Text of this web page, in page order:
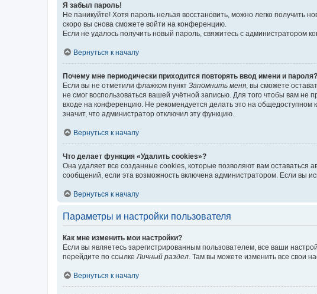
Я забыл пароль!
Не паникуйте! Хотя пароль нельзя восстановить, можно легко
скоро вы снова сможете войти на конференцию.
Если не удалось получить новый пароль, свяжитесь с администратором
Вернуться к началу
Почему мне периодически приходится повторять ввод имени и пароля?
Если вы не отметили флажком пункт Запомнить меня , вы сможете
не смог воспользоваться вашей учётной записью. Для того чтобы вам
входе на конференцию. Не рекомендуется делать это на общедоступном
значит, что администратор отключил эту функцию.
Вернуться к началу
Что делает функция «Удалить cookies»?
Она удаляет все созданные cookies, которые позволяют вам оставаться
сообщений, если эта возможность включена администратором. Если вы
Вернуться к началу
Параметры и настройки пользователя
Как мне изменить мои настройки?
Если вы являетесь зарегистрированным пользователем, все ваши
перейдите по ссылке Личный раздел . Там вы можете изменить все свои
Вернуться к началу